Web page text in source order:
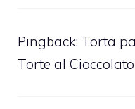
Pingback: Torta
Torte al Cioccolato